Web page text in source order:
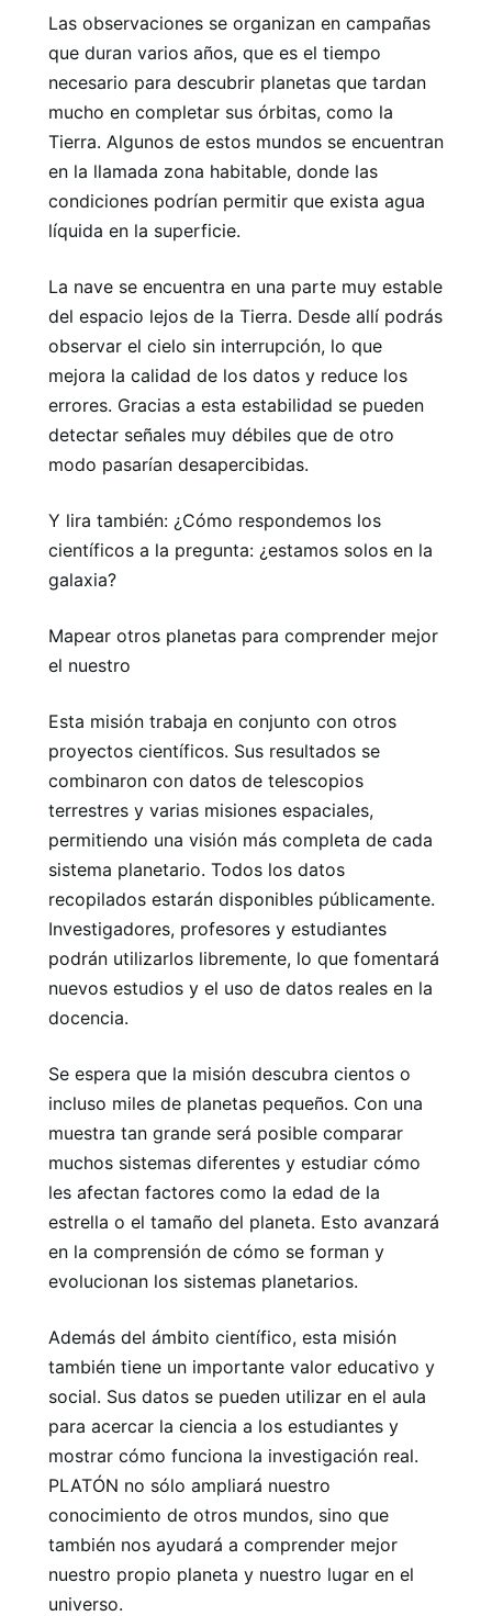
Las observaciones se organizan en campañas
que duran varios años, que es el tiempo
necesario para descubrir planetas que tardan
mucho en completar sus órbitas, como la
Tierra. Algunos de estos mundos se encuentran
en la llamada zona habitable, donde las
condiciones podrían permitir que exista agua
líquida en la superficie.
La nave se encuentra en una parte muy estable
del espacio lejos de la Tierra. Desde allí podrás
observar el cielo sin interrupción, lo que
mejora la calidad de los datos y reduce los
errores. Gracias a esta estabilidad se pueden
detectar señales muy débiles que de otro
modo pasarían desapercibidas.
Y lira también: ¿Cómo respondemos los
científicos a la pregunta: ¿estamos solos en la
galaxia?
Mapear otros planetas para comprender mejor
el nuestro
Esta misión trabaja en conjunto con otros
proyectos científicos. Sus resultados se
combinaron con datos de telescopios
terrestres y varias misiones espaciales,
permitiendo una visión más completa de cada
sistema planetario. Todos los datos
recopilados estarán disponibles públicamente.
Investigadores, profesores y estudiantes
podrán utilizarlos libremente, lo que fomentará
nuevos estudios y el uso de datos reales en la
docencia.
Se espera que la misión descubra cientos o
incluso miles de planetas pequeños. Con una
muestra tan grande será posible comparar
muchos sistemas diferentes y estudiar cómo
les afectan factores como la edad de la
estrella o el tamaño del planeta. Esto avanzará
en la comprensión de cómo se forman y
evolucionan los sistemas planetarios.
Además del ámbito científico, esta misión
también tiene un importante valor educativo y
social. Sus datos se pueden utilizar en el aula
para acercar la ciencia a los estudiantes y
mostrar cómo funciona la investigación real.
PLATÓN no sólo ampliará nuestro
conocimiento de otros mundos, sino que
también nos ayudará a comprender mejor
nuestro propio planeta y nuestro lugar en el
universo.